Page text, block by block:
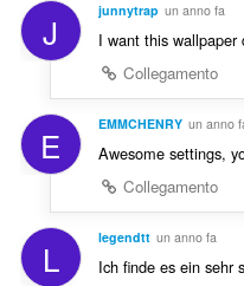
J junnytrap un anno fa
I want this wallpaper
Collegamento
E EMMCHENRY un anno
Awesome settings,
Collegamento
L legendtt un anno fa
Ich finde es ein sehr